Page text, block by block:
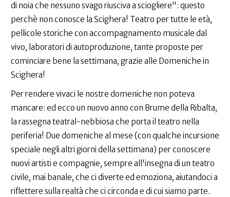
di noia che nessuno svago riusciva a sciogliere": questo
perchè non conosce la Scighera! Teatro per tutte le età,
pellicole storiche con accompagnamento musicale dal
vivo, laboratori di autoproduzione, tante proposte per
cominciare bene la settimana, grazie alle Domeniche in
Scighera!
Per rendere vivaci le nostre domeniche non poteva
mancare: ed ecco un nuovo anno con Brume della Ribalta,
la rassegna teatral-nebbiosa che porta il teatro nella
periferia! Due domeniche al mese (con qualche incursione
speciale negli altri giorni della settimana) per conoscere
nuovi artisti e compagnie, sempre all'insegna di un teatro
civile, mai banale, che ci diverte ed emoziona, aiutandoci a
riflettere sulla realtà che ci circonda e di cui siamo parte.